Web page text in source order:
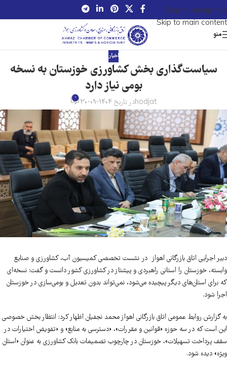
Skip to navigation
Skip to main content
منو
اخبار
سیاست‌گذاری بخش کشاورزی خوزستان به نسخه
بومی نیاز دارد
hodjatدر تاریخ 1404-09-30 0
دبیر اجرایی اتاق بازرگانی اهواز در نشست تخصصی کمیسیون آب، کشاورزی و صنایع
وابسته، خوزستان را استانی راهبردی و پیشتاز در کشاورزی کشور دانست و گفت: نسخه‌ای
که برای استان‌های دیگر پیچیده می‌شود، نمی‌تواند بدون تعدیل و بومی‌سازی در خوزستان
اجرا شود.
به گزارش روابط عمومی اتاق بازرگانی اهواز محمد نجفیان اظهار کرد: انتظار بخش خصوصی
این است که در سه حوزه «قوانین و مقررات»، «دسترسی به منابع» و «تفویض اختیارات در
سقف پرداخت تسهیلات»، خوزستان در چارچوب تصمیمات بانک کشاورزی به‌ عنوان «استان
ویژه» دیده شود.​